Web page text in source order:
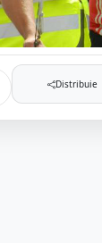
Distribuie